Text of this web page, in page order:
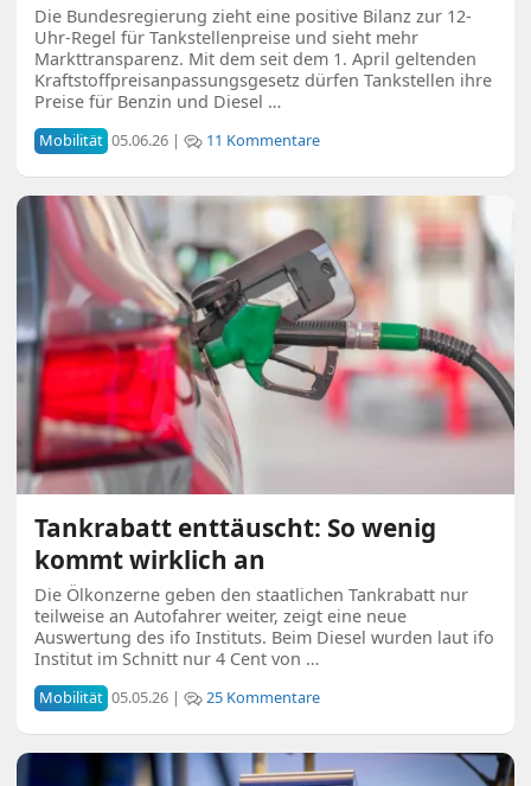
Die Bundesregierung zieht eine positive Bilanz zur 12-
Uhr-Regel für Tankstellenpreise und sieht mehr
Markttransparenz. Mit dem seit dem 1. April geltenden
Kraftstoffpreisanpassungsgesetz dürfen Tankstellen ihre
Preise für Benzin und Diesel …
Mobilität 05.06.26 | 11 Kommentare
Tankrabatt enttäuscht: So wenig
kommt wirklich an
Die Ölkonzerne geben den staatlichen Tankrabatt nur
teilweise an Autofahrer weiter, zeigt eine neue
Auswertung des ifo Instituts. Beim Diesel wurden laut ifo
Institut im Schnitt nur 4 Cent von …
Mobilität 05.05.26 | 25 Kommentare